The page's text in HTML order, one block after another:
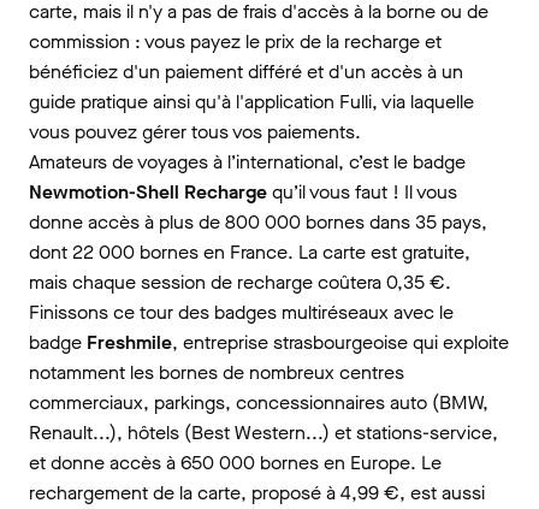
carte, mais il n'y a pas de frais d'accès à la borne ou de
commission : vous payez le prix de la recharge et
bénéficiez d'un paiement différé et d'un accès à un
guide pratique ainsi qu'à l'application Fulli, via laquelle
vous pouvez gérer tous vos paiements.
Amateurs de voyages à l’international, c’est le badge
Newmotion-Shell Rechargequ’il vous faut ! Il vous
donne accès à plus de 800 000 bornes dans 35 pays,
dont 22 000 bornes en France. La carte est gratuite,
mais chaque session de recharge coûtera 0,35 €.
Finissons ce tour des badges multiréseaux avec le
badge Freshmile, entreprise strasbourgeoise qui exploite
notamment les bornes de nombreux centres
commerciaux, parkings, concessionnaires auto (BMW,
Renault...), hôtels (Best Western...) et stations-service,
et donne accès à 650 000 bornes en Europe. Le
rechargement de la carte, proposé à 4,99 €, est aussi